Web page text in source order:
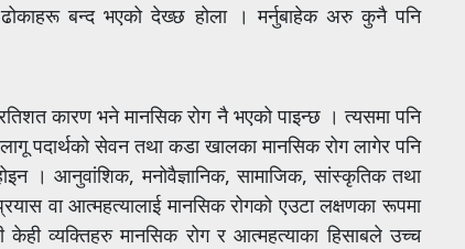
बन्द भएको देख्छ होला । मर्नुबाहेक अरु कुनै पनि
कारण भने मानसिक रोग नै भएको पाइन्छ । त्यसमा पनि
पदार्थको सेवन तथा कडा खालका मानसिक रोग लागेर पनि
। आनुवांशिक, मनोवैज्ञानिक, सामाजिक, सांस्कृतिक तथा
वा आत्महत्यालाई मानसिक रोगको एउटा लक्षणका रूपमा
व्यक्तिहरु मानसिक रोग र आत्महत्याका हिसाबले उच्च